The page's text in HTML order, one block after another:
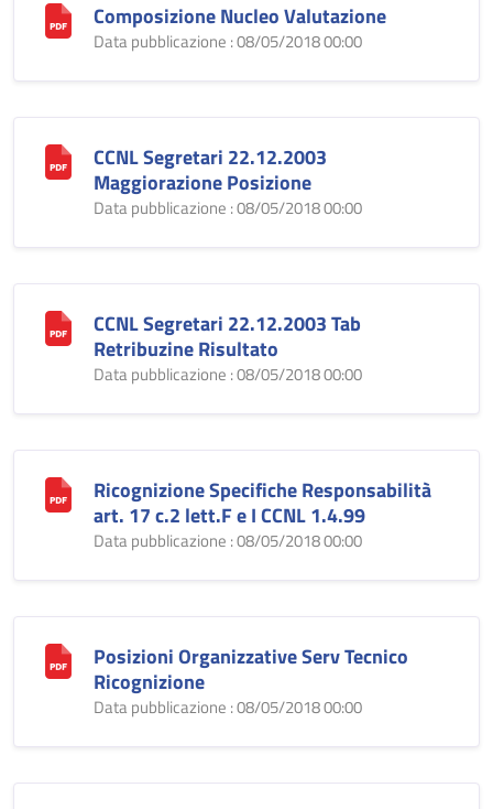
Composizione Nucleo Valutazione
Data pubblicazione : 08/05/2018 00:00
CCNL Segretari 22.12.2003
Maggiorazione Posizione
Data pubblicazione : 08/05/2018 00:00
CCNL Segretari 22.12.2003 Tab
Retribuzine Risultato
Data pubblicazione : 08/05/2018 00:00
Ricognizione Specifiche Responsabilità
art. 17 c.2 lett.F e I CCNL 1.4.99
Data pubblicazione : 08/05/2018 00:00
Posizioni Organizzative Serv Tecnico
Ricognizione
Data pubblicazione : 08/05/2018 00:00